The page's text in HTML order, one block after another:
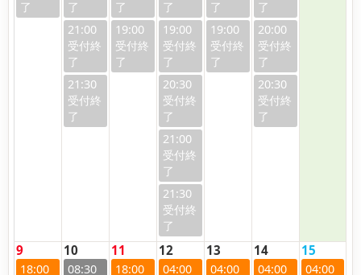
21:00
21:30
19:00 19:00
20:30
21:00
21:30
19:00 20:00
20:30
9
18:00
10
08:30
11
18:00
12
04:00
13
04:00
14
04:00
15
04:00